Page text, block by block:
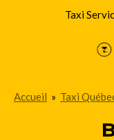
Taxi
Accueil » Taxi